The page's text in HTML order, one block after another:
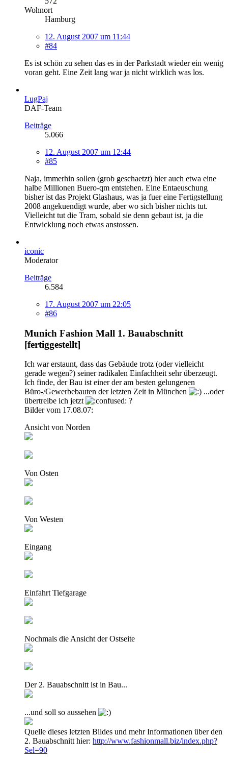
Wohnort
Hamburg
12. August 2007 um 11:44
#84
Es ist schön zu sehen das es in der Parkstadt wieder ein wenig
voran geht. Eine Zeit lang war ja nicht wirklich was los.
LugPaj
DAF-Team
Beiträge
5.066
12. August 2007 um 12:44
#85
Naja, immerhin sollen (grob geschaetzt) hier auch etwa eine
halbe Millionen Buero-qm entstehen. Eine Entaeuschung
bisher ist das Projekt Glashaus, was ja fuer eine Fertigstellung
2008 angekuendigt wurde, aber wo sich bisher nichts tut.
Vielleicht tut die Tram, sobald sie denn gebaut ist, ja die
Entwicklung noch etwas anstossen.
iconic
Moderator
Beiträge
6.584
17. August 2007 um 22:05
#86
Munich Fashion Mall 1. Bauabschnitt
[fertiggestellt]
Ich war erstaunt, dass das Gebäude trotz (oder vielleicht
gerade wegen?) seiner radikalen Einfachheit sehr überzeugt.
Ich finde, der Bau ist einer der am besten gelungenen
Büro-/Gewerbebauten der letzten Zeit in München
...oder
übertreibe ich jetzt
?
Bilder vom 17.08.07:
Ansicht von Norden
Von Osten
Von Westen
Eingang
Einfahrt Tiefgarage
Nochmals die Ansicht der Ostseite
Der 2. Bauabschnitt ist in Bau...
...und soll so aussehen
Quelle dieses letzten Bildes und mehr Informationen über den
2. Bauabschnitt hier: http://www.fashionmall.biz/index.php?
Sel=90